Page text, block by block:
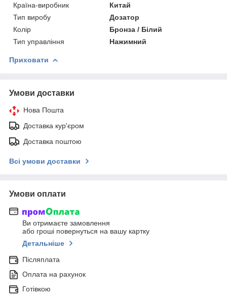
Країна-виробник
Китай
Тип виробу
Дозатор
Колір
Бронза / Білий
Тип управління
Нажимний
Приховати
Умови доставки
Нова Пошта
Доставка кур'єром
Доставка поштою
Всі умови доставки
Умови оплати
Ви отримаєте замовлення
або гроші повернуться на вашу картку
Детальніше
Післяплата
Оплата на рахунок
Готівкою